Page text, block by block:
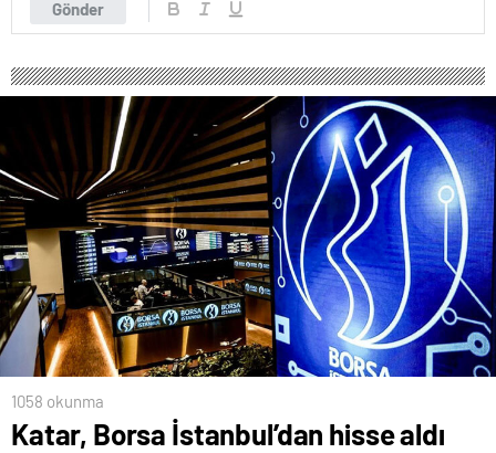
Gönder
1058 okunma
Katar, Borsa İstanbul’dan hisse aldı